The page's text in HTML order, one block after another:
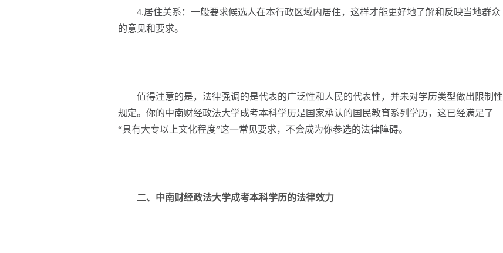
4.居住关系：一般要求候选人在本行政区域内居住，这样才能更好地了解和反映当地群众
的意见和要求。
值得注意的是，法律强调的是代表的广泛性和人民的代表性，并未对学历类型做出限制性
规定。你的中南财经政法大学成考本科学历是国家承认的国民教育系列学历，这已经满足了
“具有大专以上文化程度”这一常见要求，不会成为你参选的法律障碍。
二、中南财经政法大学成考本科学历的法律效力